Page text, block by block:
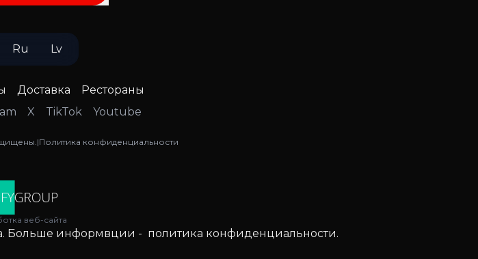
Ru Lv
Доставка
Рестораны
X TikTok Youtube
.|Политика конфиденциальности
веб-сайта
Больше информвции - политика конфиденциальности.